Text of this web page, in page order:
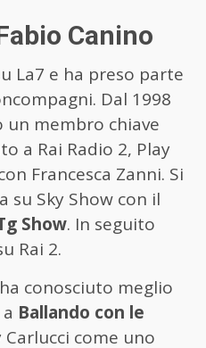
Canino
La7 e ha preso parte
Dal 1998
un membro chiave
a Rai Radio 2, Play
Francesca Zanni. Si
su Sky Show con il
Show. In seguito
Rai 2.
conosciuto meglio
Ballando con le
Carlucci come uno